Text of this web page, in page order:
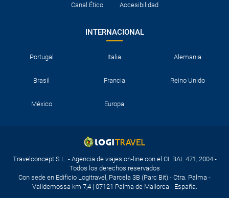
Canal Ético Accesibilidad
INTERNACIONAL
Portugal Italia Alemania
Brasil Francia Reino Unido
México Europa
Travelconcept S.L. - Agencia de viajes on-line con el CI. BAL 471, 2004 -
Todos los derechos reservados
Con sede en Edificio Logitravel, Parcela 3B (Parc Bit) - Ctra. Palma -
Valldemossa km 7,4 | 07121 Palma de Mallorca - España.